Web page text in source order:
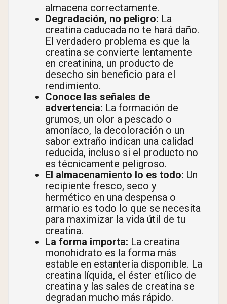
almacena correctamente.
Degradación, no peligro: La
creatina caducada no te hará daño.
El verdadero problema es que la
creatina se convierte lentamente
en creatinina, un producto de
desecho sin beneficio para el
rendimiento.
Conoce las señales de
advertencia: La formación de
grumos, un olor a pescado o
amoníaco, la decoloración o un
sabor extraño indican una calidad
reducida, incluso si el producto no
es técnicamente peligroso.
El almacenamiento lo es todo: Un
recipiente fresco, seco y
hermético en una despensa o
armario es todo lo que se necesita
para maximizar la vida útil de tu
creatina.
La forma importa: La creatina
monohidrato es la forma más
estable en estantería disponible. La
creatina líquida, el éster etílico de
creatina y las sales de creatina se
degradan mucho más rápido.